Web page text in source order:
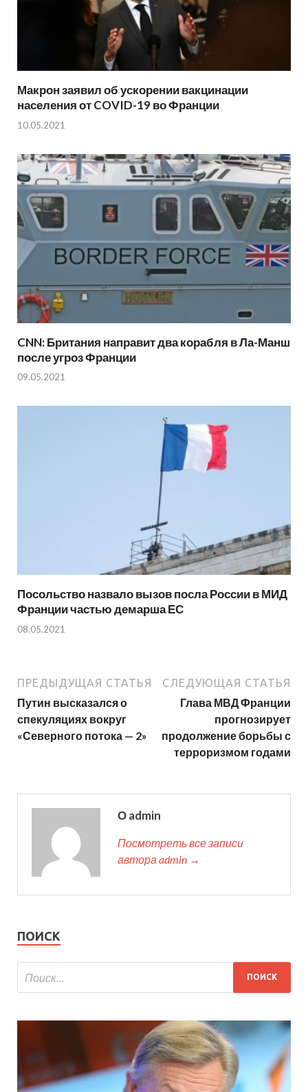
Макрон заявил об ускорении вакцинации
населения от COVID-19 во Франции
10.05.2021
CNN: Британия направит два корабля в Ла-Манш
после угроз Франции
09.05.2021
Посольство назвало вызов посла России в МИД
Франции частью демарша ЕС
08.05.2021
ПРЕДЫДУЩАЯ СТАТЬЯ
Путин высказался о
спекуляциях вокруг
«Северного потока — 2»
СЛЕДУЮЩАЯ СТАТЬЯ
Глава МВД Франции
прогнозирует
продолжение борьбы с
терроризмом годами
О admin
Посмотреть все записи
автора admin →
ПОИСК